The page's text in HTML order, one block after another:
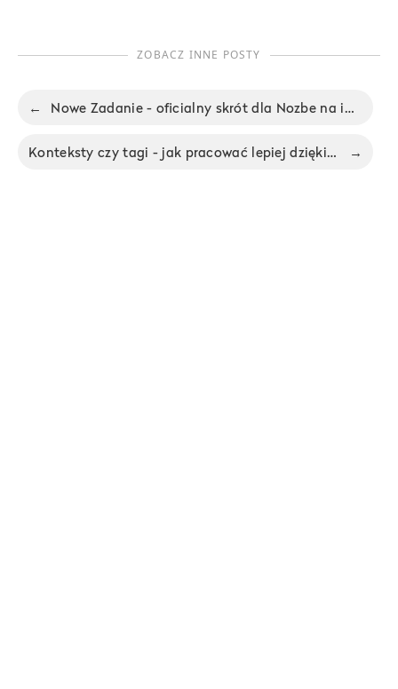
ZOBACZ INNE POSTY
← Nowe Zadanie - oficialny skrót dla Nozbe na iOS, MacOS i Apple Watch
Konteksty czy tagi - jak pracować lepiej dzięki grupowaniu zadań - Nie Ma Biura odc. 60 →